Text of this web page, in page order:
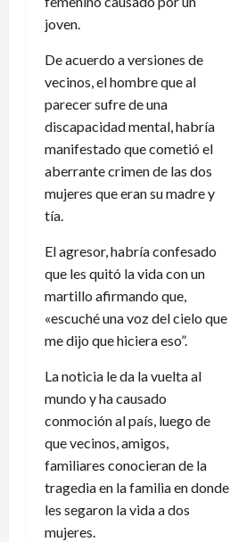
joven.
De acuerdo a versiones de
vecinos, el hombre que al
parecer sufre de una
discapacidad mental, habría
manifestado que cometió el
aberrante crimen de las dos
mujeres que eran su madre y
tía.
El agresor, habría confesado
que les quitó la vida con un
martillo afirmando que,
«escuché una voz del cielo que
me dijo que hiciera eso”.
La noticia le da la vuelta al
mundo y ha causado
conmoción al país, luego de
que vecinos, amigos,
familiares conocieran de la
tragedia en la familia en donde
les segaron la vida a dos
mujeres.